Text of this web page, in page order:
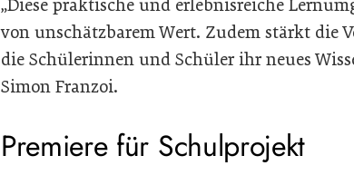
„Diese praktische und erlebnisreiche
von unschätzbarem Wert. Zudem stärkt die
die Schülerinnen und Schüler ihr neues
Simon Franzoi.
Premiere für Schulprojekt